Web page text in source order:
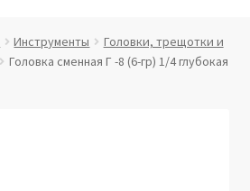
Инструменты
Головки, трещотки и
Головка сменная Г -8 (6-гр) 1/4 глубокая